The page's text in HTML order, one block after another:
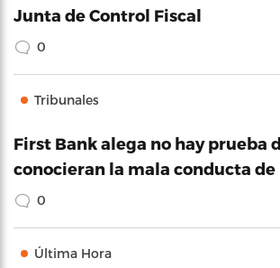
Junta de Control Fiscal
0
Tribunales
First Bank alega no hay prueba
conocieran la mala conducta de
0
Última Hora